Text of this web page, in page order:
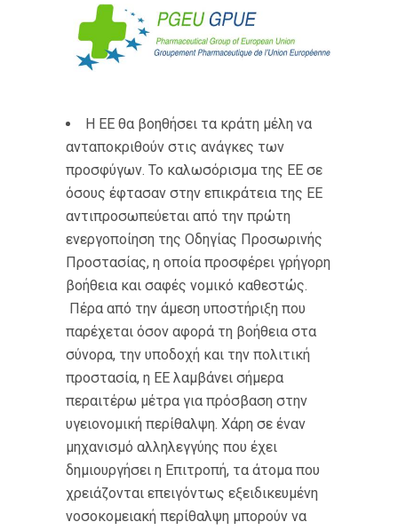
Η ΕΕ θα βοηθήσει τα κράτη μέλη να
ανταποκριθούν στις ανάγκες των
προσφύγων. Το καλωσόρισμα της ΕΕ σε
όσους έφτασαν στην επικράτεια της ΕΕ
αντιπροσωπεύεται από την πρώτη
ενεργοποίηση της Οδηγίας Προσωρινής
Προστασίας, η οποία προσφέρει γρήγορη
βοήθεια και σαφές νομικό καθεστώς.
Πέρα από την άμεση υποστήριξη που
παρέχεται όσον αφορά τη βοήθεια στα
σύνορα, την υποδοχή και την πολιτική
προστασία, η ΕΕ λαμβάνει σήμερα
περαιτέρω μέτρα για πρόσβαση στην
υγειονομική περίθαλψη. Χάρη σε έναν
μηχανισμό αλληλεγγύης που έχει
δημιουργήσει η Επιτροπή, τα άτομα που
χρειάζονται επειγόντως εξειδικευμένη
νοσοκομειακή περίθαλψη μπορούν να